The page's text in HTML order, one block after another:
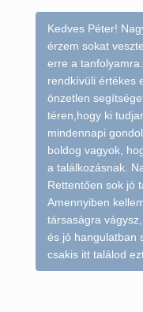
Kedves Péter!
érzem sokat
erre a
rendkívüli értékes
önzetlen
téren,hogy ki
mindennapi
boldog vagyok,
a találkozásnak.
Rettentően sok jó
Amennyiben
társaságra
és jó hangulatban
csakis itt találod